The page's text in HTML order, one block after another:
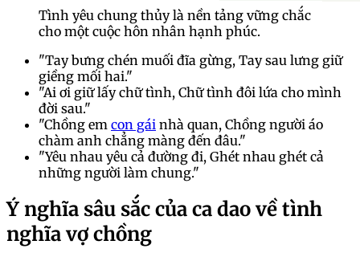
Tình yêu chung thủy là nền tảng vững chắc
cho một cuộc hôn nhân hạnh phúc.
"Tay bưng chén muối đĩa gừng, Tay sau lưng giữ
giềng mối hai."
"Ai ơi giữ lấy chữ tình, Chữ tình đôi lứa cho mình
đời sau."
"Chồng em con gái nhà quan, Chồng người áo
chàm anh chẳng màng đến đâu."
"Yêu nhau yêu cả đường đi, Ghét nhau ghét cả
những người làm chung."
Ý nghĩa sâu sắc của ca dao về tình
nghĩa vợ chồng